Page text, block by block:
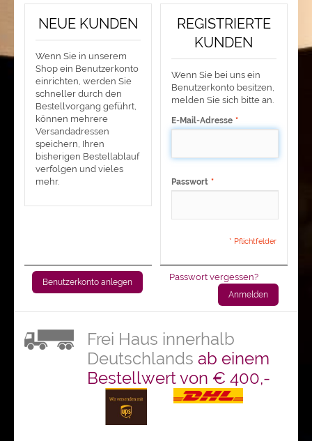
NEUE KUNDEN
Wenn Sie in unserem
Shop ein Benutzerkonto
einrichten, werden Sie
schneller durch den
Bestellvorgang geführt,
können mehrere
Versandadressen
speichern, Ihren
bisherigen Bestellablauf
verfolgen und vieles
mehr.
REGISTRIERTE
KUNDEN
Wenn Sie bei uns ein
Benutzerkonto besitzen,
melden Sie sich bitte an.
*
E-Mail-Adresse
*
Passwort
* Pflichtfelder
Benutzerkonto anlegen Passwort vergessen?
Anmelden
Frei Haus innerhalb
Deutschlands ab einem
Bestellwert von € 400,-